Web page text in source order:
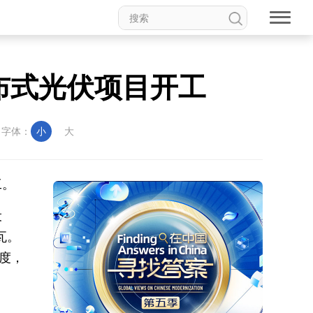
光伏项目开工
字体： 小 大
，